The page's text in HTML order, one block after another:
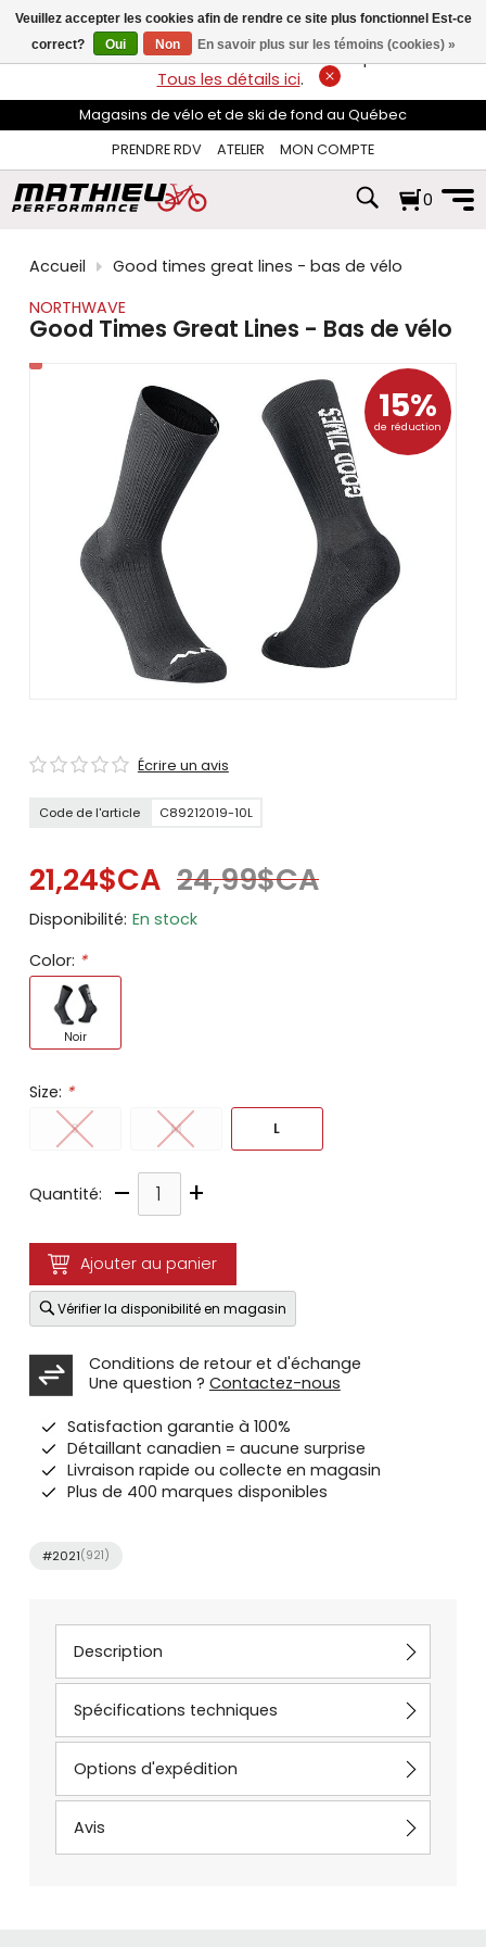
flèches
haut
et
pour
sélectionner
disponible.
Appuyez
pour
au
résultat
de
utilisateurs
d'appareils
tactiles
peuvent
servir
de
gestes
tels
que
toucher
LIVRAISON GRATUITEsur les commandes de plus de 74$*.
Tous les détails ici.
Magasins de vélo et de ski de fond au Québec
PRENDRE RDV
ATELIER MON COMPTE
0
Accueil
Good times great lines - bas de vélo
NORTHWAVE
Good Times Great Lines - Bas de vélo
15%
de réduction
Écrire un avis
Code de l'article C89212019-10L
21,24$CA 24,99$CA
Disponibilité: En stock
Color: *
Noir
Size: *
S M L
Quantité: – +
Ajouter au panier
Vérifier la disponibilité en magasin
Conditions de retour et d'échange
Une question ? Contactez-nous
Satisfaction garantie à 100%
Détaillant canadien = aucune surprise
Livraison rapide ou collecte en magasin
Plus de 400 marques disponibles
#2021(921)
Description
Spécifications techniques
Options d'expédition
Avis
Veuillez accepter les cookies afin de rendre ce site plus fonctionnel Est-ce
correct?
Oui Non En savoir plus sur les témoins (cookies) »